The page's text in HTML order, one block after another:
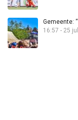
Gemeente:
16:57 - 25